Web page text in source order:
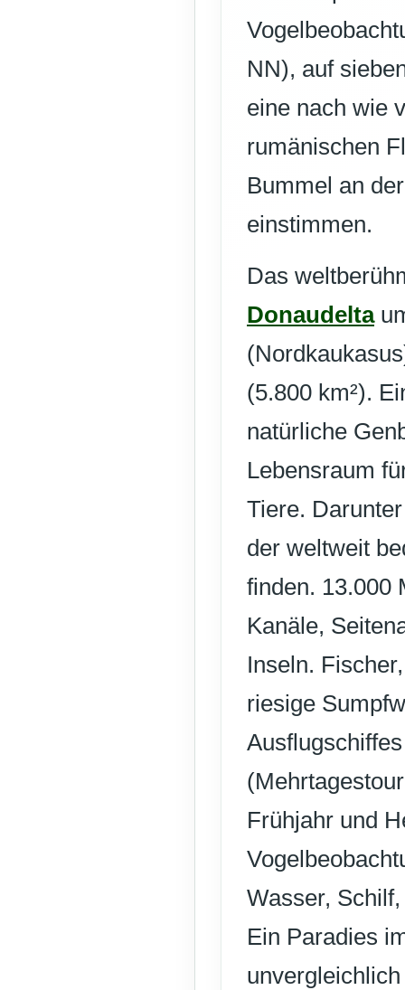
NN), auf
eine nach wie
rumänischen
Bummel an
einstimmen.
Das
Donaudelta
(5.800 km²).
natürliche
Lebensraum
Tiere.
der weltweit
finden. 13.000
Kanäle,
Inseln.
riesige
Frühjahr und
Wasser,
Ein Paradies